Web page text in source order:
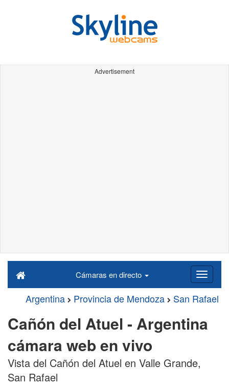
Advertisement
Cámaras en directo
Argentina Provincia de Mendoza San Rafael
Cañón del Atuel - Argentina
cámara web en vivo
Vista del Cañón del Atuel en Valle Grande,
San Rafael